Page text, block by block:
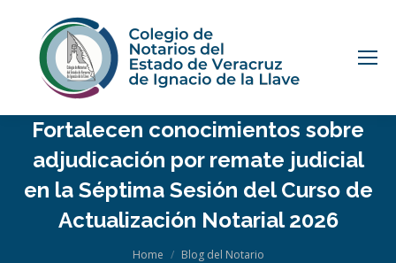
Fortalecen conocimientos sobre
adjudicación por remate judicial
en la Séptima Sesión del Curso de
Actualización Notarial 2026
Home
Blog del Notario